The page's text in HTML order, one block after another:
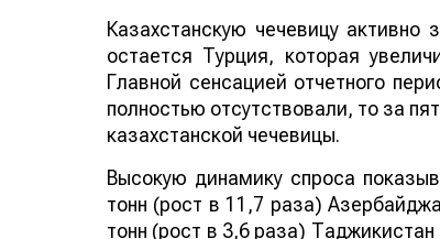
Казахстанскую чечевицу
остается Турция, которая
Главной сенсацией отчетного
полностью отсутствовали, то за
казахстанской чечевицы.
Высокую динамику спроса
тонн (рост в 11,7 раза)
тонн (рост в 3,6 раза)